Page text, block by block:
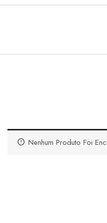
Nenhum Produto Foi